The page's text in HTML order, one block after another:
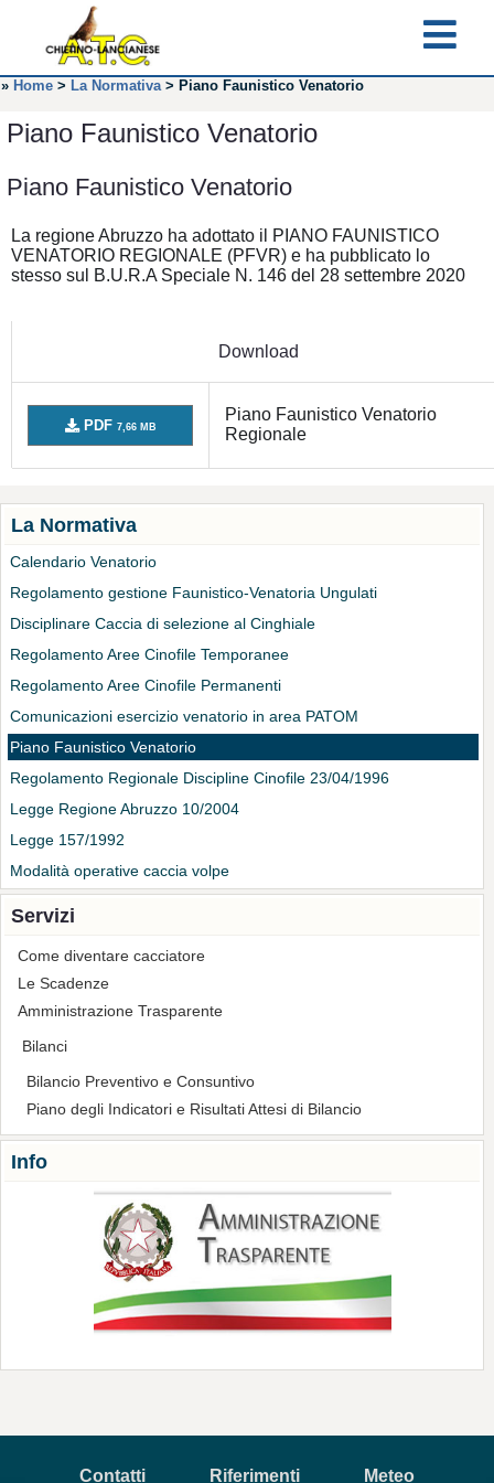
» Home > La Normativa> Piano Faunistico Venatorio
Piano Faunistico Venatorio
Piano Faunistico Venatorio
La regione Abruzzo ha adottato il PIANO FAUNISTICO
VENATORIO REGIONALE (PFVR) e ha pubblicato lo
stesso sul B.U.R.A Speciale N. 146 del 28 settembre 2020
Download
PDF 7,66 MB
Piano Faunistico Venatorio
Regionale
La Normativa
Calendario Venatorio
Regolamento gestione Faunistico-Venatoria Ungulati
Disciplinare Caccia di selezione al Cinghiale
Regolamento Aree Cinofile Temporanee
Regolamento Aree Cinofile Permanenti
Comunicazioni esercizio venatorio in area PATOM
Piano Faunistico Venatorio
Regolamento Regionale Discipline Cinofile 23/04/1996
Legge Regione Abruzzo 10/2004
Legge 157/1992
Modalità operative caccia volpe
Servizi
Come diventare cacciatore
Le Scadenze
Amministrazione Trasparente
Bilanci
Bilancio Preventivo e Consuntivo
Piano degli Indicatori e Risultati Attesi di Bilancio
Info
Contatti Riferimenti Meteo